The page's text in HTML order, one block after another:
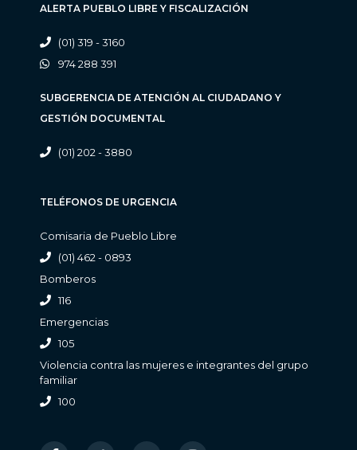
ALERTA PUEBLO LIBRE Y FISCALIZACIÓN
(01) 319 - 3160
974 288 391
SUBGERENCIA DE ATENCIÓN AL CIUDADANO Y
GESTIÓN DOCUMENTAL
(01) 202 - 3880
TELÉFONOS DE URGENCIA
Comisaria de Pueblo Libre
(01) 462 - 0893
Bomberos
116
Emergencias
105
Violencia contra las mujeres e integrantes del grupo
familiar
100